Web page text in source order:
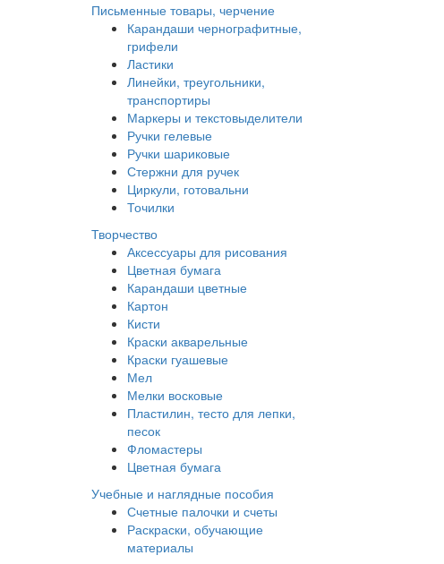
Письменные товары, черчение
Карандаши чернографитные,
грифели
Ластики
Линейки, треугольники,
транспортиры
Маркеры и текстовыделители
Ручки гелевые
Ручки шариковые
Стержни для ручек
Циркули, готовальни
Точилки
Творчество
Аксессуары для рисования
Цветная бумага
Карандаши цветные
Картон
Кисти
Краски акварельные
Краски гуашевые
Мел
Мелки восковые
Пластилин, тесто для лепки,
песок
Фломастеры
Цветная бумага
Учебные и наглядные пособия
Счетные палочки и счеты
Раскраски, обучающие
материалы